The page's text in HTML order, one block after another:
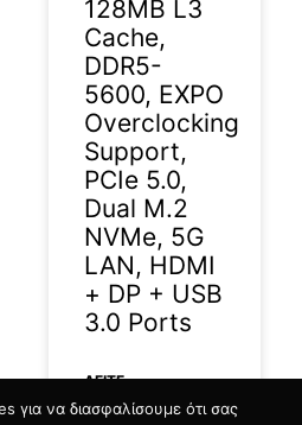
128MB L3
Cache,
DDR5-
5600, EXPO
Overclocking
Support,
PCIe 5.0,
Dual M.2
NVMe, 5G
LAN, HDMI
+ DP + USB
3.0 Ports
ΔΕΊΤΕ
ΠΕΡΙΣΣΟΤΕΡΑ »
για να διασφαλίσουμε ότι σας